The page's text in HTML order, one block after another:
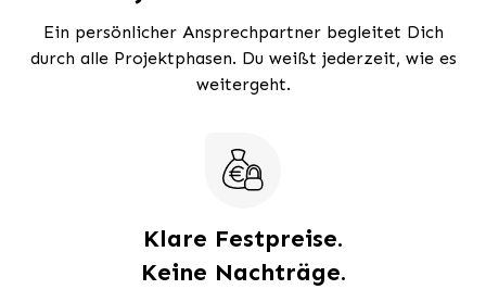
Ein persönlicher Ansprechpartner begleitet Dich
durch alle Projektphasen. Du weißt jederzeit, wie es
weitergeht.
Klare Festpreise.
Keine Nachträge.